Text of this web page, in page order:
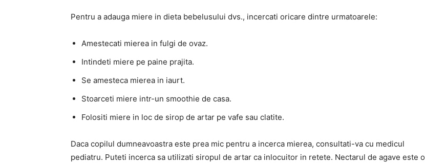
Pentru a adauga miere in dieta bebelusului dvs., incercati oricare dintre urmatoarele:
Amestecati mierea in fulgi de ovaz.
Intindeti miere pe paine prajita.
Se amesteca mierea in iaurt.
Stoarceti miere intr-un smoothie de casa.
Folositi miere in loc de sirop de artar pe vafe sau clatite.
Daca copilul dumneavoastra este prea mic pentru a incerca mierea, consultati-va cu medicul
pediatru. Puteti incerca sa utilizati siropul de artar ca inlocuitor in retete. Nectarul de agave este o